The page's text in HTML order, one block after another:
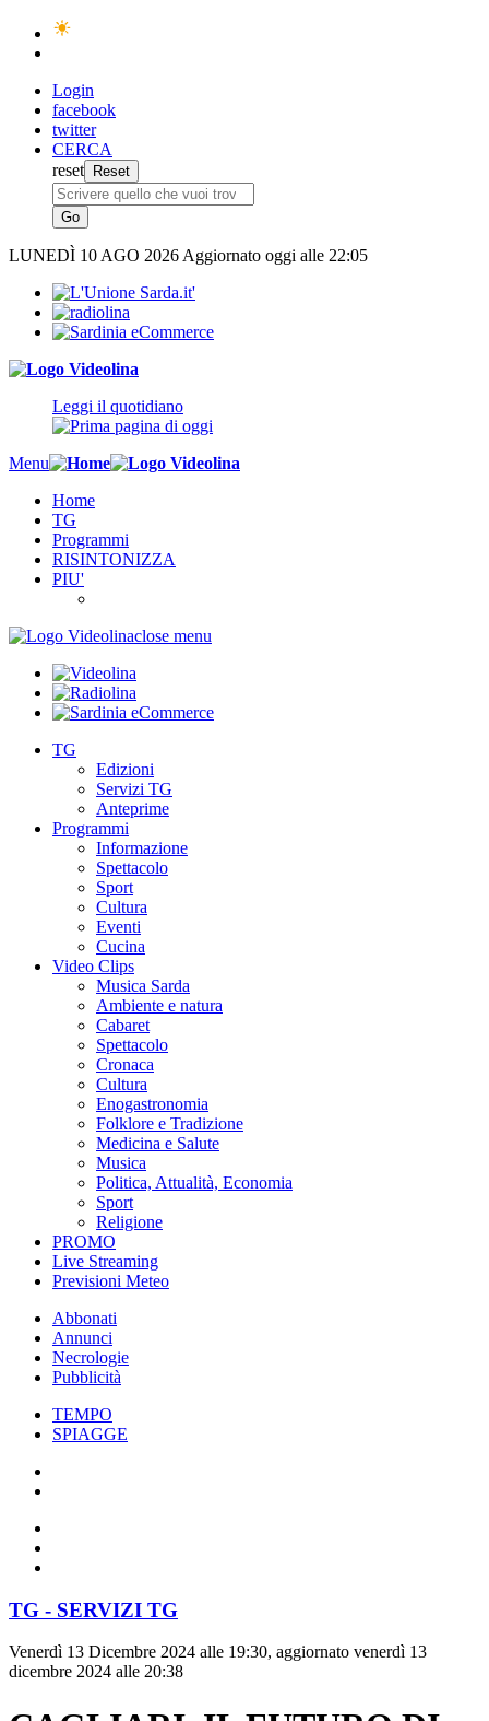
Login
facebook
twitter
CERCA
reset
LUNEDÌ 10 AGO 2026 Aggiornato oggi alle 22:05
Leggi il quotidiano
Menu
Home
TG
Programmi
RISINTONIZZA
PIU'
close menu
TG
Edizioni
Servizi TG
Anteprime
Programmi
Informazione
Spettacolo
Sport
Cultura
Eventi
Cucina
Video Clips
Musica Sarda
Ambiente e natura
Cabaret
Spettacolo
Cronaca
Cultura
Enogastronomia
Folklore e Tradizione
Medicina e Salute
Musica
Politica, Attualità, Economia
Sport
Religione
PROMO
Live Streaming
Previsioni Meteo
Abbonati
Annunci
Necrologie
Pubblicità
TEMPO
SPIAGGE
TG - SERVIZI TG
Venerdì 13 Dicembre 2024 alle 19:30, aggiornato venerdì 13
dicembre 2024 alle 20:38